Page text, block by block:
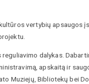
vertybių apsaugos
dalykas.
apskaitą ir
Muziejų, Bibliotekų bei